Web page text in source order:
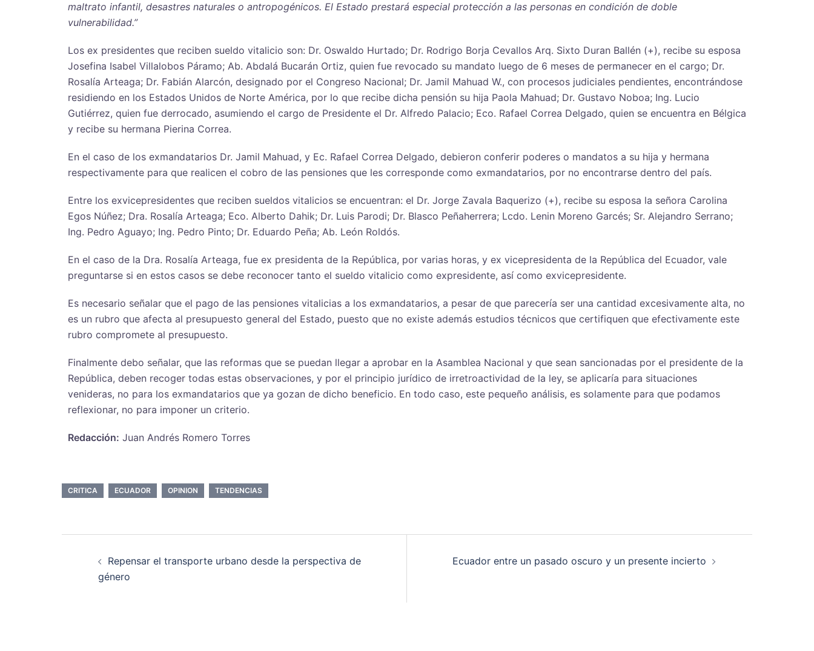
maltrato infantil, desastres naturales o antropogénicos. El Estado prestará especial protección a las personas en condición de doble
vulnerabilidad.”
Los ex presidentes que reciben sueldo vitalicio son: Dr. Oswaldo Hurtado; Dr. Rodrigo Borja Cevallos Arq. Sixto Duran Ballén (+), recibe su esposa
Josefina Isabel Villalobos Páramo; Ab. Abdalá Bucarán Ortiz, quien fue revocado su mandato luego de 6 meses de permanecer en el cargo; Dr.
Rosalía Arteaga; Dr. Fabián Alarcón, designado por el Congreso Nacional; Dr. Jamil Mahuad W., con procesos judiciales pendientes, encontrándose
residiendo en los Estados Unidos de Norte América, por lo que recibe dicha pensión su hija Paola Mahuad; Dr. Gustavo Noboa; Ing. Lucio
Gutiérrez, quien fue derrocado, asumiendo el cargo de Presidente el Dr. Alfredo Palacio; Eco. Rafael Correa Delgado, quien se encuentra en Bélgica
y recibe su hermana Pierina Correa.
En el caso de los exmandatarios Dr. Jamil Mahuad, y Ec. Rafael Correa Delgado, debieron conferir poderes o mandatos a su hija y hermana
respectivamente para que realicen el cobro de las pensiones que les corresponde como exmandatarios, por no encontrarse dentro del país.
Entre los exvicepresidentes que reciben sueldos vitalicios se encuentran: el Dr. Jorge Zavala Baquerizo (+), recibe su esposa la señora Carolina
Egos Núñez; Dra. Rosalía Arteaga; Eco. Alberto Dahik; Dr. Luis Parodi; Dr. Blasco Peñaherrera; Lcdo. Lenin Moreno Garcés; Sr. Alejandro Serrano;
Ing. Pedro Aguayo; Ing. Pedro Pinto; Dr. Eduardo Peña; Ab. León Roldós.
En el caso de la Dra. Rosalía Arteaga, fue ex presidenta de la República, por varias horas, y ex vicepresidenta de la República del Ecuador, vale
preguntarse si en estos casos se debe reconocer tanto el sueldo vitalicio como expresidente, así como exvicepresidente.
Es necesario señalar que el pago de las pensiones vitalicias a los exmandatarios, a pesar de que parecería ser una cantidad excesivamente alta, no
es un rubro que afecta al presupuesto general del Estado, puesto que no existe además estudios técnicos que certifiquen que efectivamente este
rubro compromete al presupuesto.
Finalmente debo señalar, que las reformas que se puedan llegar a aprobar en la Asamblea Nacional y que sean sancionadas por el presidente de la
República, deben recoger todas estas observaciones, y por el principio jurídico de irretroactividad de la ley, se aplicaría para situaciones
venideras, no para los exmandatarios que ya gozan de dicho beneficio. En todo caso, este pequeño análisis, es solamente para que podamos
reflexionar, no para imponer un criterio.
Redacción: Juan Andrés Romero Torres
CRITICA ECUADOR OPINION TENDENCIAS
Repensar el transporte urbano desde la perspectiva de
género
Ecuador entre un pasado oscuro y un presente incierto